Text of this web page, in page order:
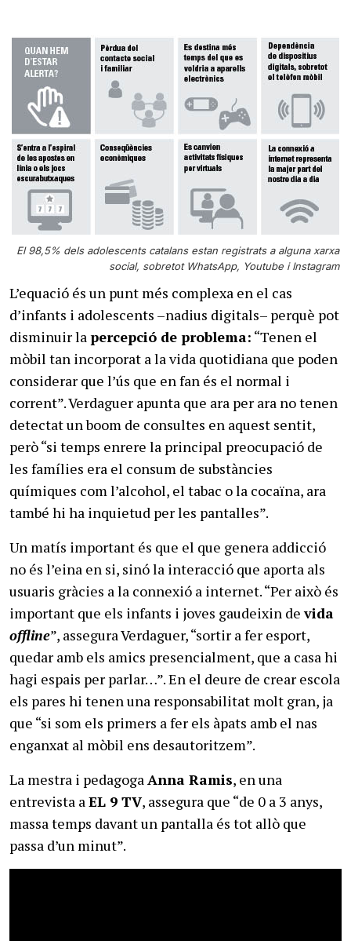
El 98,5% dels adolescents catalans estan registrats a alguna xarxa
social, sobretot WhatsApp, Youtube i Instagram
L’equació és un punt més complexa en el cas
d’infants i adolescents –nadius digitals– perquè pot
disminuir la percepció de problema: “Tenen el
mòbil tan incorporat a la vida quotidiana que poden
considerar que l’ús que en fan és el normal i
corrent”. Verdaguer apunta que ara per ara no tenen
detectat un boom de consultes en aquest sentit,
però “si temps enrere la principal preocupació de
les famílies era el consum de substàncies
químiques com l’alcohol, el tabac o la cocaïna, ara
també hi ha inquietud per les pantalles”.
Un matís important és que el que genera addicció
no és l’eina en si, sinó la interacció que aporta als
usuaris gràcies a la connexió a internet. “Per això és
important que els infants i joves gaudeixin devida
offline”, assegura Verdaguer, “sortir a fer esport,
quedar amb els amics presencialment, que a casa hi
hagi espais per parlar…”. En el deure de crear escola
els pares hi tenen una responsabilitat molt gran, ja
que “si som els primers a fer els àpats amb el nas
enganxat al mòbil ens desautoritzem”.
La mestra i pedagoga Anna Ramis, en una
entrevista a EL 9 TV, assegura que “de 0 a 3 anys,
massa temps davant un pantalla és tot allò que
passa d’un minut”.